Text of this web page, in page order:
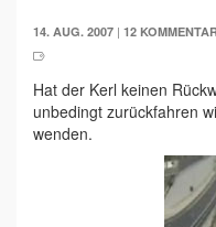
14. AUG. 2007 | 12
Hat der Kerl keinen
unbedingt zurückfahren
wenden.